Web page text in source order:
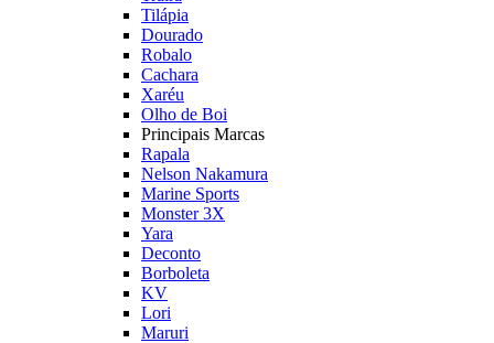
Tilápia
Dourado
Robalo
Cachara
Xaréu
Olho de Boi
Principais Marcas
Rapala
Nelson Nakamura
Marine Sports
Monster 3X
Yara
Deconto
Borboleta
KV
Lori
Maruri